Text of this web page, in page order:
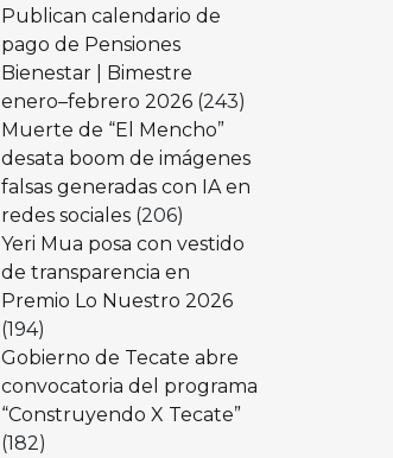
Publican calendario de
pago de Pensiones
Bienestar | Bimestre
enero–febrero 2026 (243)
Muerte de “El Mencho”
desata boom de imágenes
falsas generadas con IA en
redes sociales (206)
Yeri Mua posa con vestido
de transparencia en
Premio Lo Nuestro 2026
(194)
Gobierno de Tecate abre
convocatoria del programa
“Construyendo X Tecate”
(182)